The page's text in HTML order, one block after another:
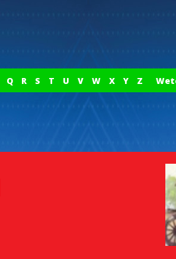
Q R S T U V W X Y Z